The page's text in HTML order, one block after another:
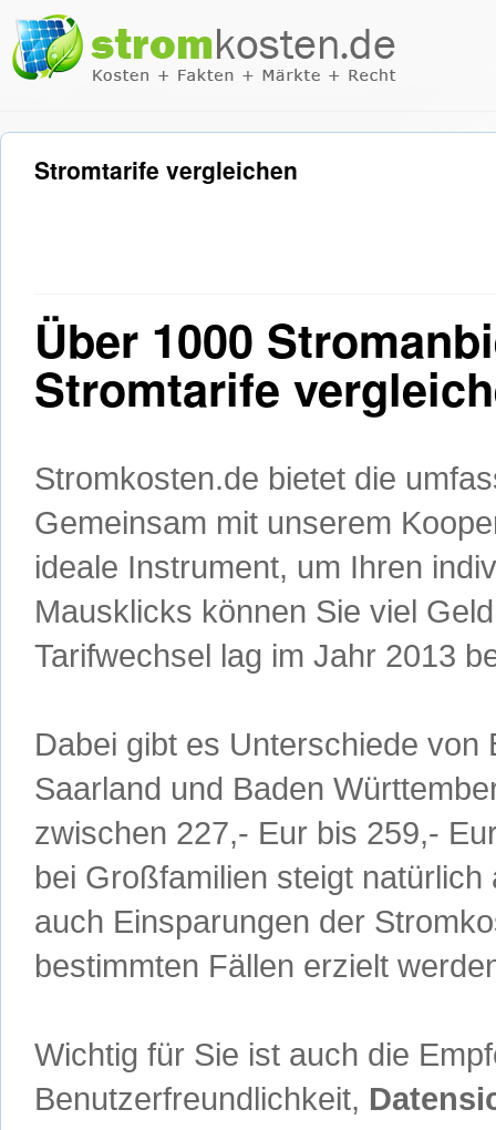
Stromtarife vergleichen
Über 1000
Stromtarife
Stromkosten.de bietet die
Gemeinsam mit unserem
ideale Instrument, um Ihren
Mausklicks können Sie viel
Tarifwechsel lag im Jahr 2013
Dabei gibt es Unterschiede
Saarland und Baden
zwischen 227,- Eur bis 259,-
bei Großfamilien steigt
auch Einsparungen der
bestimmten Fällen erzielt
Wichtig für Sie ist auch die
Benutzerfreundlichkeit,